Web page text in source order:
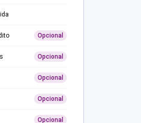
Opcional
Opcional
Opcional
Opcional
Opcional